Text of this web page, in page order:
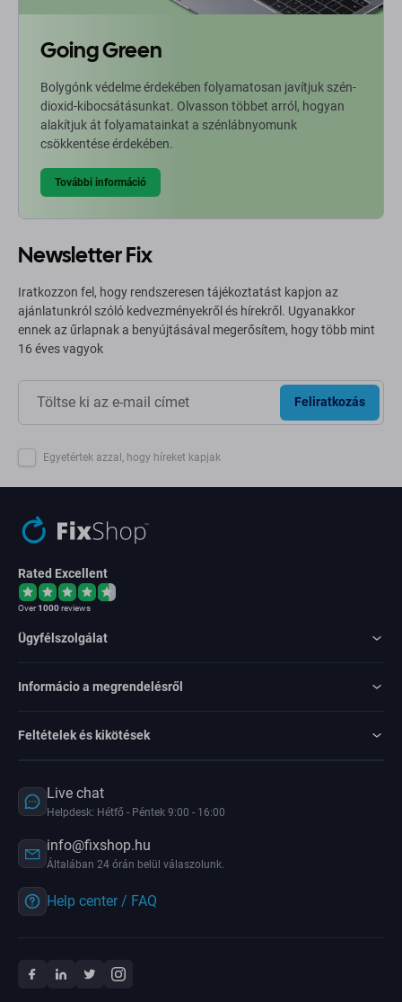
Going Green
Bolygónk védelme érdekében folyamatosan javítjuk szén-
dioxid-kibocsátásunkat. Olvasson többet arról, hogyan
alakítjuk át folyamatainkat a szénlábnyomunk
csökkentése érdekében.
További információ
Newsletter Fix
Iratkozzon fel, hogy rendszeresen tájékoztatást kapjon az
ajánlatunkról szóló kedvezményekről és hírekről. Ugyanakkor
ennek az űrlapnak a benyújtásával megerősítem, hogy több mint
16 éves vagyok
Feliratkozás
Egyetértek azzal, hogy híreket kapjak
Rated Excellent
Over1000reviews
Ügyfélszolgálat
Informácio a megrendelésről
Feltételek és kikötések
Live chat
Helpdesk: Hétfő - Péntek 9:00 - 16:00
info@fixshop.hu
Általában 24 órán belül válaszolunk.
Help center / FAQ